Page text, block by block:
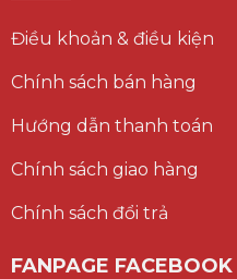
Điều khoản & điều kiện
Chính sách bán hàng
Hướng dẫn thanh toán
Chính sách giao hàng
Chính sách đổi trả
FANPAGE FACEBOOK